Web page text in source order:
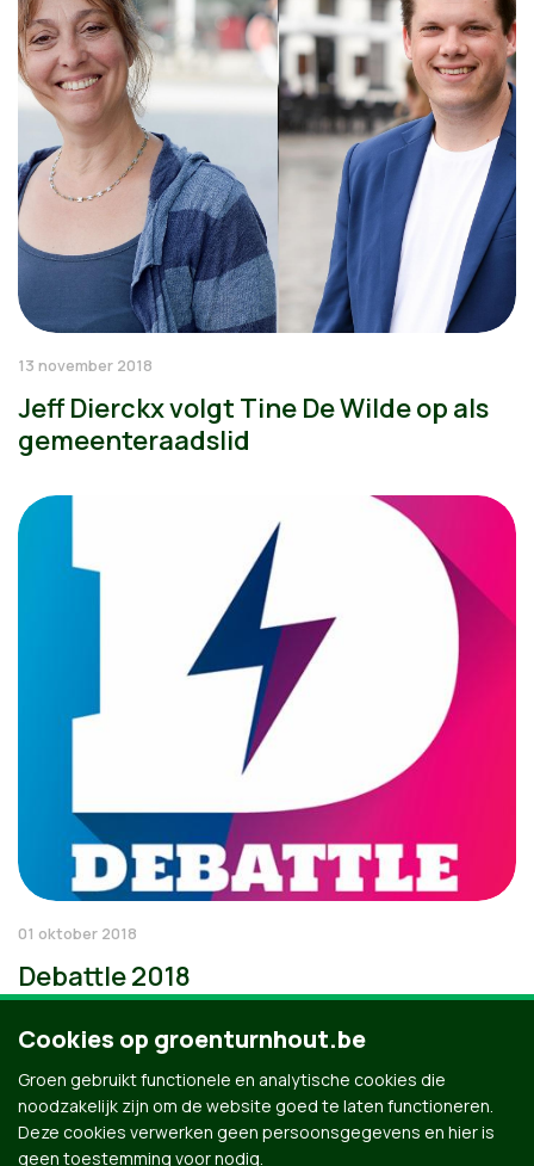
13 november 2018
Jeff Dierckx volgt Tine De Wilde op als
gemeenteraadslid
01 oktober 2018
Debattle 2018
Cookies op groenturnhout.be
Groen gebruikt functionele en analytische cookies die
noodzakelijk zijn om de website goed te laten functioneren.
Deze cookies verwerken geen persoonsgegevens en hier is
geen toestemming voor nodig.